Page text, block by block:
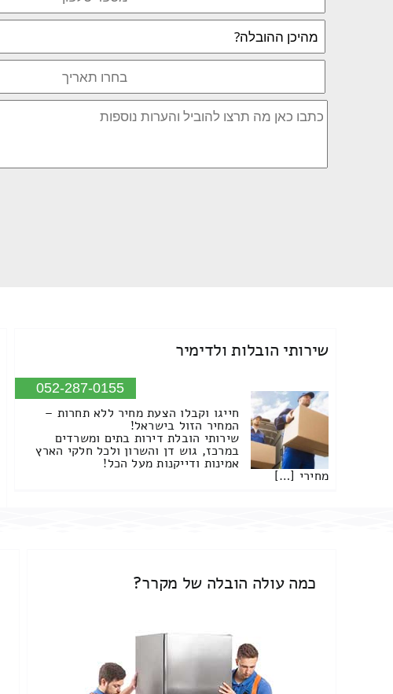
שירותי הובלות ולדימיר
052-287-0155
חייגו וקבלו הצעת מחיר ללא תחרות –
המחיר הזול בישראל!
שירותי הובלת דירות בתים ומשרדים
במרכז, גוש דן והשרון ולכל חלקי הארץ
אמינות ודייקנות מעל הכל!
מחירי […]
כמה עולה הובלה של מקרר?